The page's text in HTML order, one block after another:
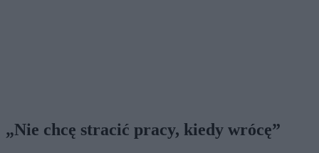
„Nie chcę stracić pracy, kiedy wrócę”